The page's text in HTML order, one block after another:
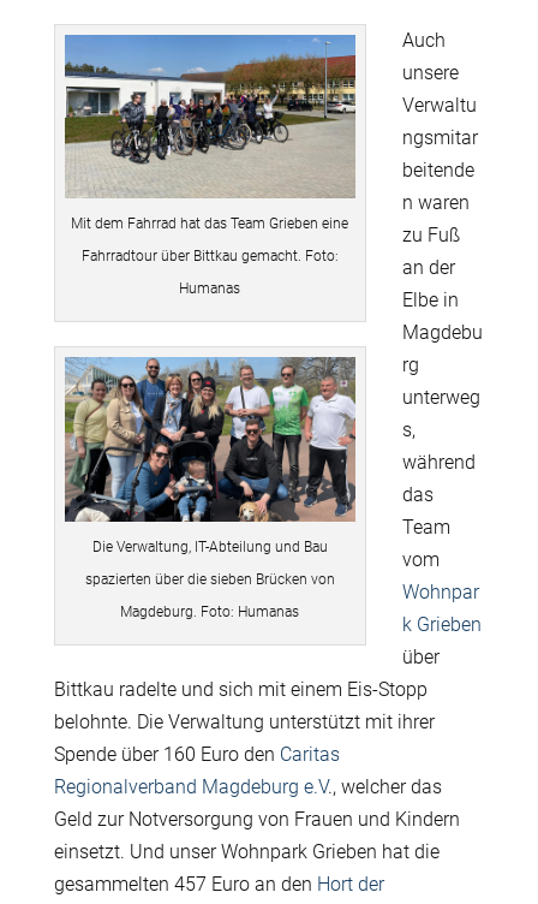
Mit dem Fahrrad hat das Team Grieben eine
Fahrradtour über Bittkau gemacht. Foto:
Humanas
Die Verwaltung, IT-Abteilung und Bau
spazierten über die sieben Brücken von
Magdeburg. Foto: Humanas
Auch
unsere
Verwaltu
ngsmitar
beitende
n waren
zu Fuß
an der
Elbe in
Magdebu
rg
unterweg
s,
während
das
Team
vom
Wohnpar
k Grieben
über
Bittkau radelte und sich mit einem Eis-Stopp
belohnte. Die Verwaltung unterstützt mit ihrer
Spende über 160 Euro den Caritas
Regionalverband Magdeburg e.V., welcher das
Geld zur Notversorgung von Frauen und Kindern
einsetzt. Und unser Wohnpark Grieben hat die
gesammelten 457 Euro an den Hort der